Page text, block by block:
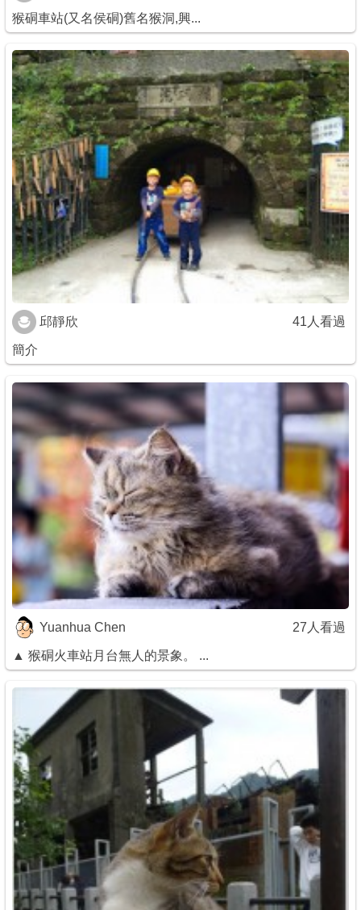
猴硐車站(又名侯硐)舊名猴洞,興...
邱靜欣 41人看過
簡介
Yuanhua Chen 27人看過
▲ 猴硐火車站月台無人的景象。 ...